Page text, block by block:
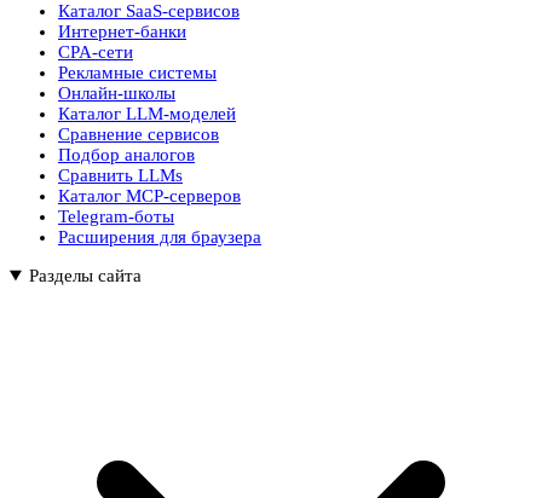
Каталог SaaS-сервисов
Интернет-банки
CPA-сети
Рекламные системы
Онлайн-школы
Каталог LLM-моделей
Сравнение сервисов
Подбор аналогов
Сравнить LLMs
Каталог MCP-серверов
Telegram-боты
Расширения для браузера
Разделы сайта